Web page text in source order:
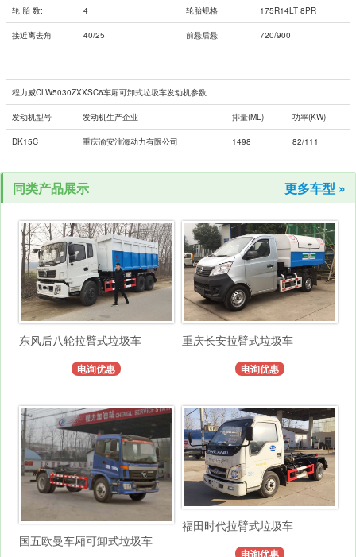
轮 胎 数: 4 轮胎规格 175R14LT 8PR
接近离去角 40/25 前悬后悬 720/900
程力威CLW5030ZXXSC6车厢可卸式垃圾车发动机参数
发动机型号 发动机生产企业 排量(ML) 功率(KW)
DK15C 重庆渝安淮海动力有限公司 1498 82/111
同类产品展示 更多车型 »
东风后八轮拉臂式垃圾车
电询优惠
重庆长安拉臂式垃圾车
电询优惠
国五欧曼车厢可卸式垃圾车
福田时代拉臂式垃圾车
电询优惠